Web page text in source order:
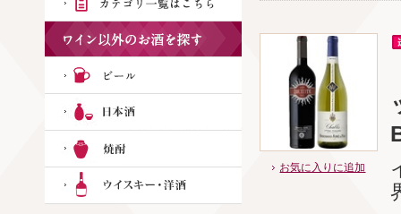
お気に入りに追加